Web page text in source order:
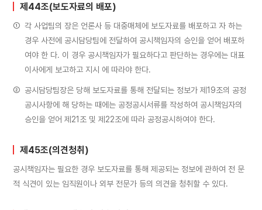
제44조(보도자료의 배포)
① 각 사업팀의 장은 언론사 등 대중매체에 보도자료를 배포하고 자 하는
경우 사전에 공시담당팀에 전달하여 공시책임자의 승인을 얻어 배포하
여야 한 다. 이 경우 공시책임자가 필요하다고 판단하는 경우에는 대표
이사에게 보고하고 지시 에 따라야 한다.
② 공시담당팀장은 당해 보도자료를 통해 전달되는 정보가 제19조의 공정
공시사항에 해 당하는 때에는 공정공시서류를 작성하여 공시책임자의
승인을 얻어 제21조 및 제22조에 따라 공정공시하여야 한다.
제45조(의견청취)
공시책임자는 필요한 경우 보도자료를 통해 제공되는 정보에 관하여 전 문
적 식견이 있는 임직원이나 외부 전문가 등의 의견을 청취할 수 있다.